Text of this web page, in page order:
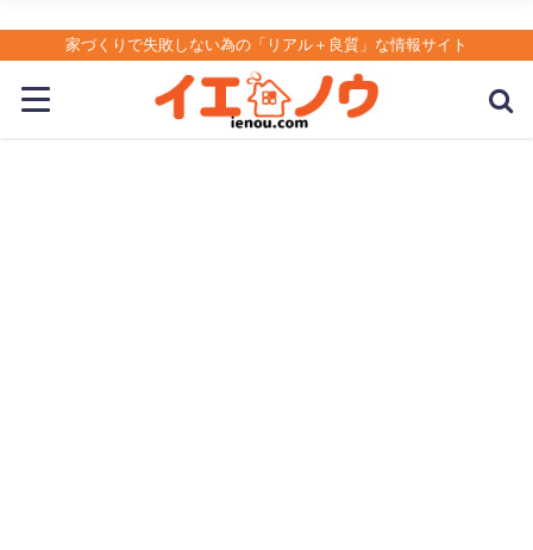
家づくりで失敗しない為の「リアル＋良質」な情報サイト